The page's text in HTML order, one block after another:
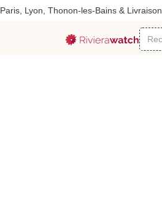
Paris, Lyon, Thonon-les-Bains & Livraison
2280€2024 A+++